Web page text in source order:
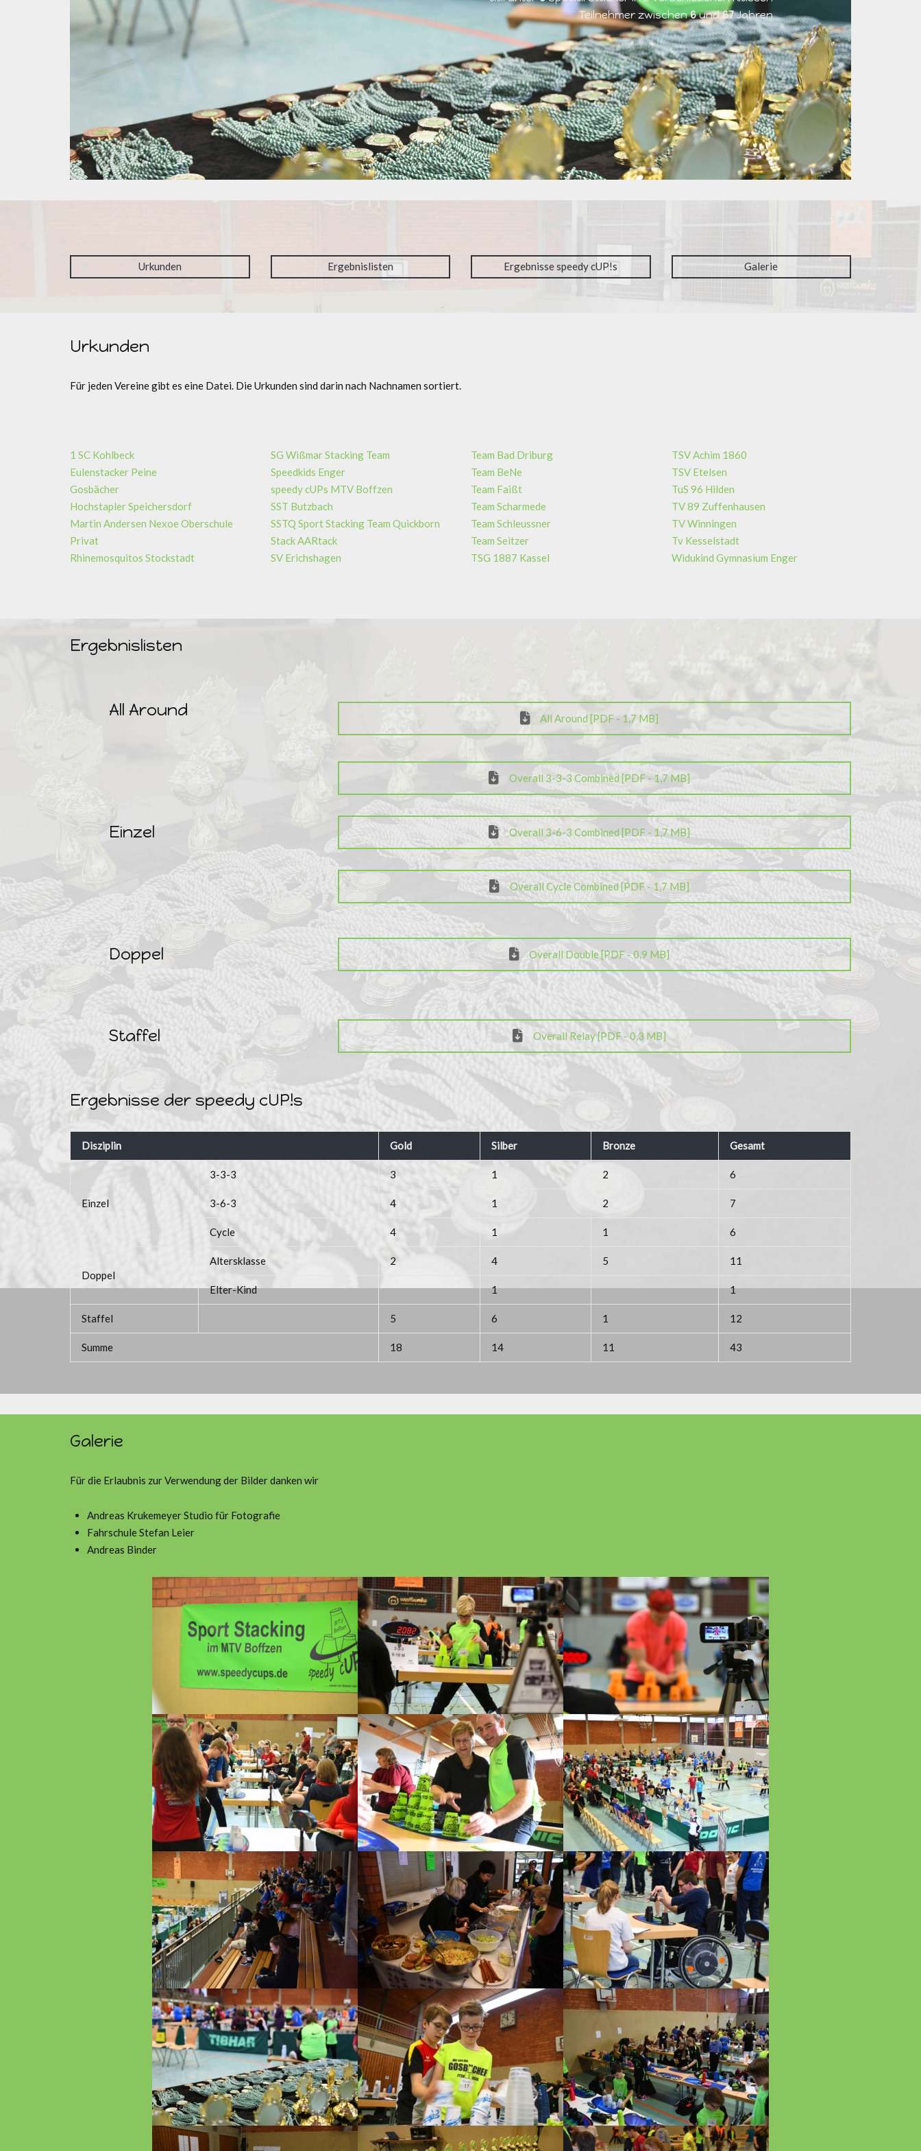
Teilnehmer zwischen6und67Jahren
Urkunden Ergebnislisten Ergebnisse speedy cUP!s Galerie
Urkunden
Für jeden Vereine gibt es eine Datei. Die Urkunden sind darin nach Nachnamen sortiert.
1 SC Kohlbeck
Eulenstacker Peine
Gosbächer
Hochstapler Speichersdorf
Martin Andersen Nexoe Oberschule
Privat
Rhinemosquitos Stockstadt
SG Wißmar Stacking Team
Speedkids Enger
speedy cUPs MTV Boffzen
SST Butzbach
SSTQ Sport Stacking Team Quickborn
Stack AARtack
SV Erichshagen
Team Bad Driburg
Team BeNe
Team Faißt
Team Scharmede
Team Schleussner
Team Seitzer
TSG 1887 Kassel
TSV Achim 1860
TSV Etelsen
TuS 96 Hilden
TV 89 Zuffenhausen
TV Winningen
Tv Kesselstadt
Widukind Gymnasium Enger
Ergebnislisten
All Around All Around [PDF - 1,7 MB]
Einzel
Overall 3-3-3 Combined [PDF - 1,7 MB]
Overall 3-6-3 Combined [PDF - 1,7 MB]
Overall Cycle Combined [PDF - 1,7 MB]
Doppel Overall Double [PDF - 0,9 MB]
Staffel Overall Relay [PDF - 0,3 MB]
Ergebnisse der speedy cUP!s
Disziplin Gold Silber Bronze Gesamt
Einzel
3-3-3 3 1 2 6
3-6-3 4 1 2 7
Cycle 4 1 1 6
Doppel
Altersklasse 2 4 5 11
Elter-Kind 1 1
Staffel 5 6 1 12
Summe 18 14 11 43
Galerie
Für die Erlaubnis zur Verwendung der Bilder danken wir
Andreas Krukemeyer Studio für Fotografie
Fahrschule Stefan Leier
Andreas Binder